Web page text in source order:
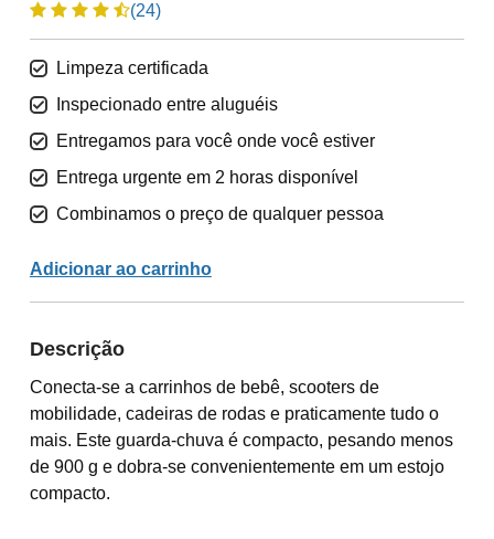
(24)
Limpeza certificada
Inspecionado entre aluguéis
Entregamos para você onde você estiver
Entrega urgente em 2 horas disponível
Combinamos o preço de qualquer pessoa
Adicionar ao carrinho
Descrição
Conecta-se a carrinhos de bebê, scooters de
mobilidade, cadeiras de rodas e praticamente tudo o
mais. Este guarda-chuva é compacto, pesando menos
de 900 g e dobra-se convenientemente em um estojo
compacto.